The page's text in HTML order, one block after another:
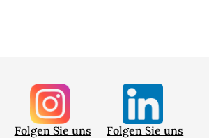
Folgen Sie uns Folgen Sie uns